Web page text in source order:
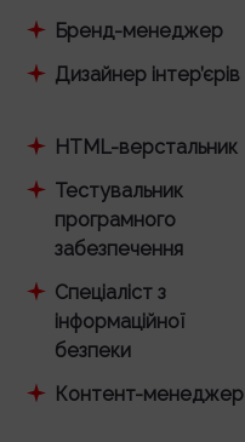
Бренд-менеджер
Дизайнер інтер’єрів
HTML-верстальник
Тестувальник
програмного
забезпечення
Спеціаліст з
інформаційної
безпеки
Контент-менеджер